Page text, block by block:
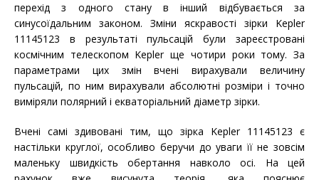
перехід з одного стану в інший відбувається за
синусоїдальним законом. Зміни яскравості зірки Kepler
11145123 в результаті пульсацій були зареєстровані
космічним телескопом Kepler ще чотири роки тому. За
параметрами цих змін вчені вирахували величину
пульсацій, по ним вирахували абсолютні розміри і точно
виміряли полярний і екваторіальний діаметр зірки.
Вчені самі здивовані тим, що зірка Kepler 11145123 є
настільки круглої, особливо беручи до уваги її не зовсім
маленьку швидкість обертання навколо осі. На цей